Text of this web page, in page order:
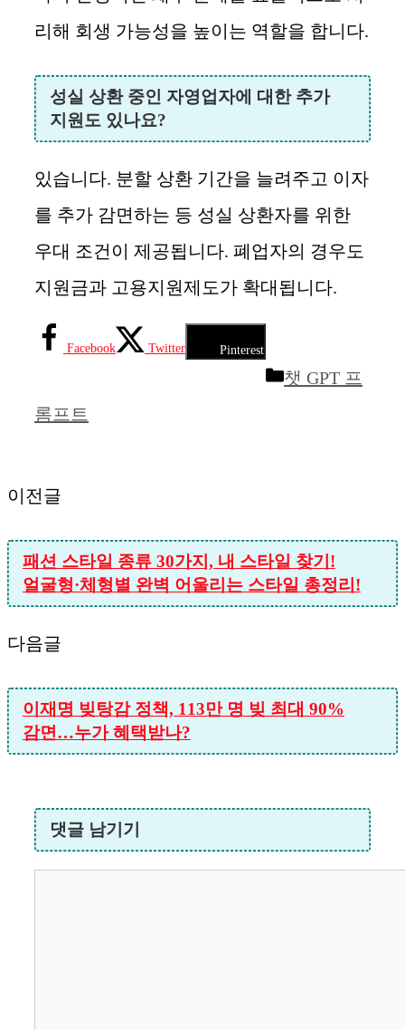
리해 회생 가능성을 높이는 역할을 합니다.
성실 상환 중인 자영업자에 대한 추가
지원도 있나요?
있습니다. 분할 상환 기간을 늘려주고 이자
를 추가 감면하는 등 성실 상환자를 위한
우대 조건이 제공됩니다. 폐업자의 경우도
지원금과 고용지원제도가 확대됩니다.
Facebook Twitter Pinterest
카
챗 GPT 프
롬프트
이전글
패션 스타일 종류 30가지, 내 스타일 찾기!
얼굴형·체형별 완벽 어울리는 스타일 총정리!
다음글
이재명 빚탕감 정책, 113만 명 빚 최대 90%
감면…누가 혜택받나?
댓글 남기기